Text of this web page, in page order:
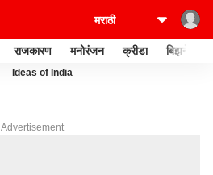
राजकारण मनोरंजन क्रीडा बिझनेस
Ideas of India
Advertisement